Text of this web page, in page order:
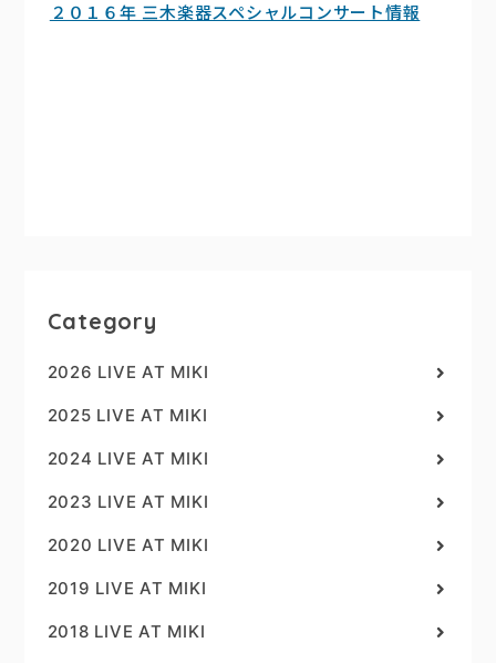
２０１６年 三木楽器スペシャルコンサート情報
Category
2026 LIVE AT MIKI
2025 LIVE AT MIKI
2024 LIVE AT MIKI
2023 LIVE AT MIKI
2020 LIVE AT MIKI
2019 LIVE AT MIKI
2018 LIVE AT MIKI